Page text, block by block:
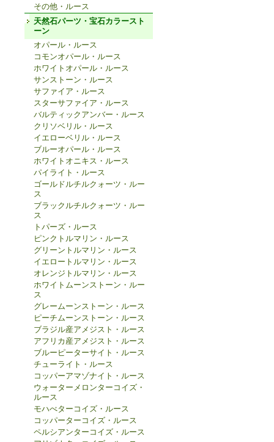
その他・ルース
天然石パーツ・宝石カラースト
ーン
オパール・ルース
コモンオパール・ルース
ホワイトオパール・ルース
サンストーン・ルース
サファイア・ルース
スターサファイア・ルース
バルティックアンバー・ルース
クリソベリル・ルース
イエローベリル・ルース
ブルーオパール・ルース
ホワイトオニキス・ルース
パイライト・ルース
ゴールドルチルクォーツ・ルー
ス
ブラックルチルクォーツ・ルー
ス
トパーズ・ルース
ピンクトルマリン・ルース
グリーントルマリン・ルース
イエロートルマリン・ルース
オレンジトルマリン・ルース
ホワイトムーンストーン・ルー
ス
グレームーンストーン・ルース
ピーチムーンストーン・ルース
ブラジル産アメジスト・ルース
アフリカ産アメジスト・ルース
ブルーピーターサイト・ルース
チューライト・ルース
コッパーアマゾナイト・ルース
ウォーターメロンターコイズ・
ルース
モハべターコイズ・ルース
コッパーターコイズ・ルース
ペルシアンターコイズ・ルース